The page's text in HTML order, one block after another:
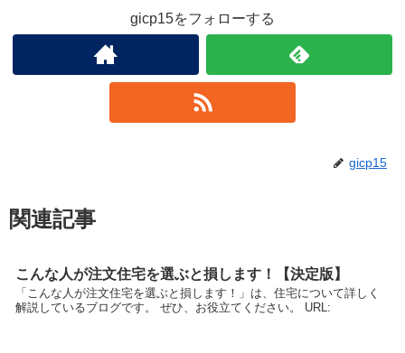
gicp15をフォローする
gicp15
関連記事
こんな人が注文住宅を選ぶと損します！【決定版】
「こんな人が注文住宅を選ぶと損します！」は、住宅について詳しく
解説しているブログです。 ぜひ、お役立てください。 URL: